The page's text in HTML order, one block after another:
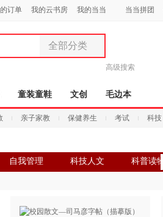
订单 我的云书房 我的当当 当当拼团
全部分类
图书
电子书
音像
时尚美妆
母婴用品
童装童鞋
高级搜索
童装童鞋 文创 毛边本
亲子家教 保健养生 考试 科技
自我管理 科技人文 科普读物